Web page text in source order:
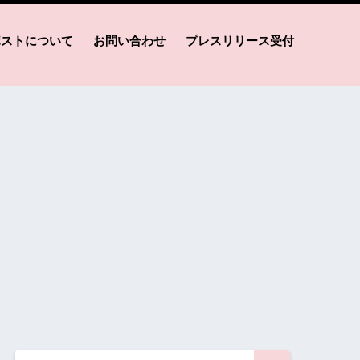
トについて お問い合わせ プレスリリース受付